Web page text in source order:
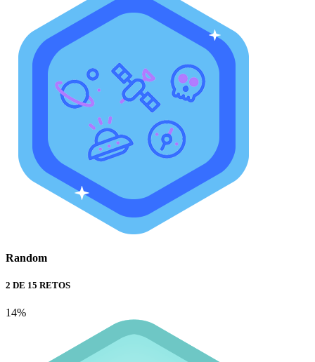
Random
2 DE 15 RETOS
14%